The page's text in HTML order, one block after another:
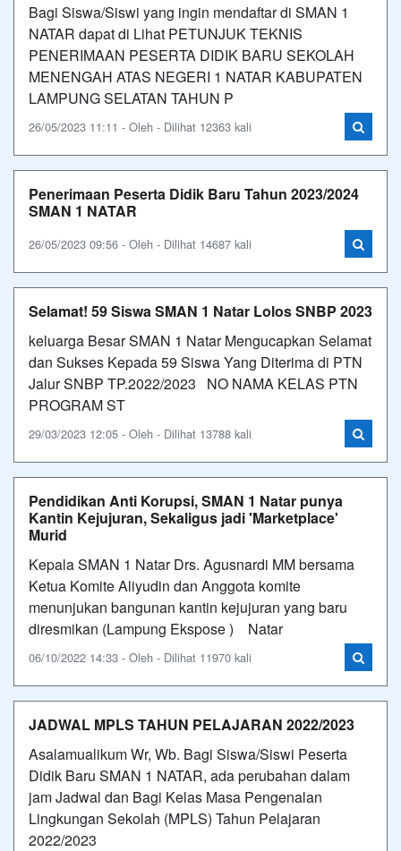
Bagi Siswa/Siswi yang ingin mendaftar di SMAN 1
NATAR dapat di Lihat PETUNJUK TEKNIS
PENERIMAAN PESERTA DIDIK BARU SEKOLAH
MENENGAH ATAS NEGERI 1 NATAR KABUPATEN
LAMPUNG SELATAN TAHUN P
26/05/2023 11:11 - Oleh - Dilihat 12363 kali
Penerimaan Peserta Didik Baru Tahun 2023/2024
SMAN 1 NATAR
26/05/2023 09:56 - Oleh - Dilihat 14687 kali
Selamat! 59 Siswa SMAN 1 Natar Lolos SNBP 2023
keluarga Besar SMAN 1 Natar Mengucapkan Selamat
dan Sukses Kepada 59 Siswa Yang Diterima di PTN
Jalur SNBP TP.2022/2023 NO NAMA KELAS PTN
PROGRAM ST
29/03/2023 12:05 - Oleh - Dilihat 13788 kali
Pendidikan Anti Korupsi, SMAN 1 Natar punya
Kantin Kejujuran, Sekaligus jadi 'Marketplace'
Murid
Kepala SMAN 1 Natar Drs. Agusnardi MM bersama
Ketua Komite Aliyudin dan Anggota komite
menunjukan bangunan kantin kejujuran yang baru
diresmikan (Lampung Ekspose ) Natar
06/10/2022 14:33 - Oleh - Dilihat 11970 kali
JADWAL MPLS TAHUN PELAJARAN 2022/2023
Asalamualikum Wr, Wb. Bagi Siswa/Siswi Peserta
Didik Baru SMAN 1 NATAR, ada perubahan dalam
jam Jadwal dan Bagi Kelas Masa Pengenalan
Lingkungan Sekolah (MPLS) Tahun Pelajaran
2022/2023